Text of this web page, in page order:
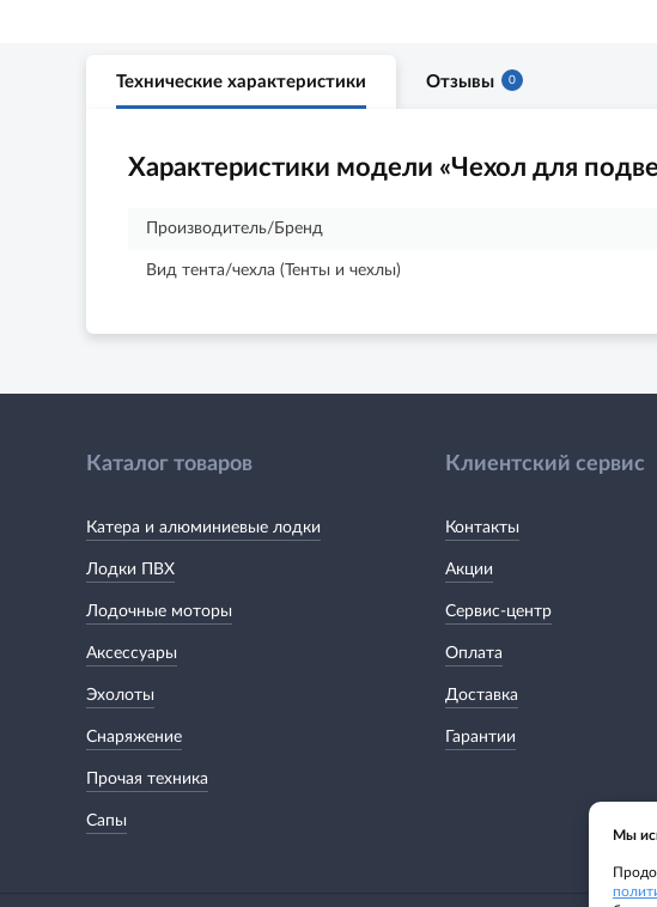
Технические характеристики Отзывы 0
Характеристики модели «Чехол для
Производитель/Бренд
Вид тента/чехла (Тенты и чехлы)
Каталог товаров
Катера и алюминиевые лодки
Лодки ПВХ
Лодочные моторы
Аксессуары
Эхолоты
Снаряжение
Прочая техника
Сапы
Клиентский сервис
Контакты
Акции
Сервис-центр
Оплата
Доставка
Гарантии
Мы